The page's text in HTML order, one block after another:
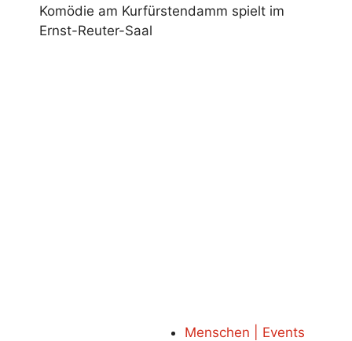
Komödie am Kurfürstendamm spielt im
Ernst-Reuter-Saal
Menschen | Events